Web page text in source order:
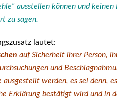
aus­stel­len kön­nen und
zu sagen.
lau­tet:
auf Sicher­heit ihrer Per­son,
und
wer­den, es sei denn,
Erklä­rung bestä­tigt wird und in